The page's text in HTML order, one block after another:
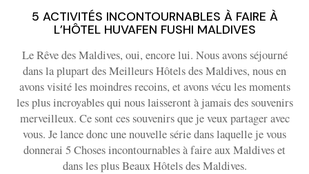
5 ACTIVITÉS INCONTOURNABLES À FAIRE À
L’HÔTEL HUVAFEN FUSHI MALDIVES
Le Rêve des Maldives, oui, encore lui. Nous avons séjourné
dans la plupart des Meilleurs Hôtels des Maldives, nous en
avons visité les moindres recoins, et avons vécu les moments
les plus incroyables qui nous laisseront à jamais des souvenirs
merveilleux. Ce sont ces souvenirs que je veux partager avec
vous. Je lance donc une nouvelle série dans laquelle je vous
donnerai 5 Choses incontournables à faire aux Maldives et
dans les plus Beaux Hôtels des Maldives.